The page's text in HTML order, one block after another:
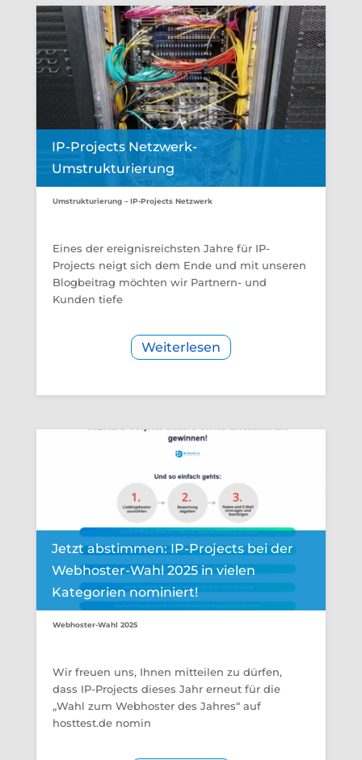
IP-Projects Netzwerk-
Umstrukturierung
Umstrukturierung – IP-Projects Netzwerk
Eines der ereignisreichsten Jahre für IP-
Projects neigt sich dem Ende und mit unseren
Blogbeitrag möchten wir Partnern- und
Kunden tiefe
Weiterlesen
Jetzt abstimmen: IP-Projects bei der
Webhoster-Wahl 2025 in vielen
Kategorien nominiert!
Webhoster-Wahl 2025
Wir freuen uns, Ihnen mitteilen zu dürfen,
dass IP-Projects dieses Jahr erneut für die
„Wahl zum Webhoster des Jahres“ auf
hosttest.de nomin